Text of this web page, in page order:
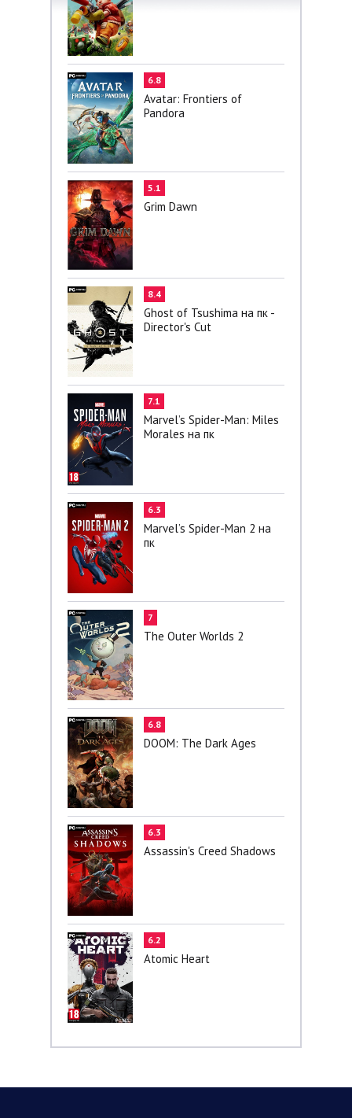
6.8
Avatar: Frontiers of
Pandora
5.1
Grim Dawn
8.4
Ghost of Tsushima на пк -
Director's Cut
7.1
Marvel’s Spider-Man: Miles
Morales на пк
6.3
Marvel’s Spider-Man 2 на
пк
7
The Outer Worlds 2
6.8
DOOM: The Dark Ages
6.3
Assassin's Creed Shadows
6.2
Atomic Heart